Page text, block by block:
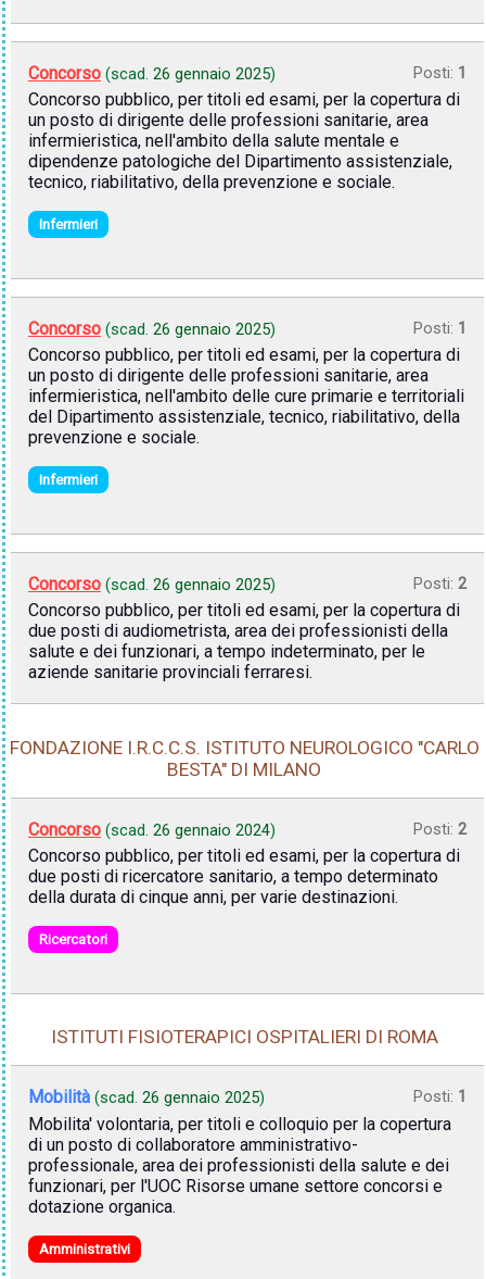
Concorso (scad. 26 gennaio 2025) Posti: 1
Concorso pubblico, per titoli ed esami, per la copertura di
un posto di dirigente delle professioni sanitarie, area
infermieristica, nell'ambito della salute mentale e
dipendenze patologiche del Dipartimento assistenziale,
tecnico, riabilitativo, della prevenzione e sociale.
Infermieri
Concorso (scad. 26 gennaio 2025) Posti: 1
Concorso pubblico, per titoli ed esami, per la copertura di
un posto di dirigente delle professioni sanitarie, area
infermieristica, nell'ambito delle cure primarie e territoriali
del Dipartimento assistenziale, tecnico, riabilitativo, della
prevenzione e sociale.
Infermieri
Concorso (scad. 26 gennaio 2025) Posti: 2
Concorso pubblico, per titoli ed esami, per la copertura di
due posti di audiometrista, area dei professionisti della
salute e dei funzionari, a tempo indeterminato, per le
aziende sanitarie provinciali ferraresi.
FONDAZIONE I.R.C.C.S. ISTITUTO NEUROLOGICO "CARLO
BESTA" DI MILANO
Concorso (scad. 26 gennaio 2024) Posti: 2
Concorso pubblico, per titoli ed esami, per la copertura di
due posti di ricercatore sanitario, a tempo determinato
della durata di cinque anni, per varie destinazioni.
Ricercatori
ISTITUTI FISIOTERAPICI OSPITALIERI DI ROMA
Mobilità (scad. 26 gennaio 2025) Posti: 1
Mobilita' volontaria, per titoli e colloquio per la copertura
di un posto di collaboratore amministrativo-
professionale, area dei professionisti della salute e dei
funzionari, per l'UOC Risorse umane settore concorsi e
dotazione organica.
Amministrativi